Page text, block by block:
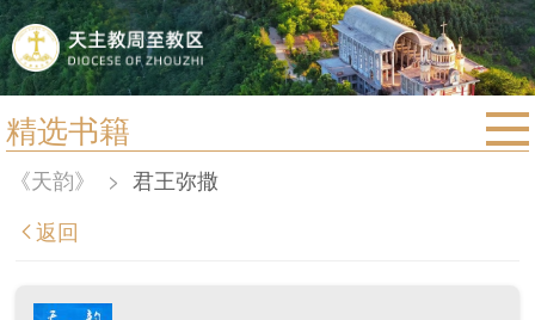
精选书籍
首页
宗教法规
教区简介
《天韵》 > 君王弥撒
返回